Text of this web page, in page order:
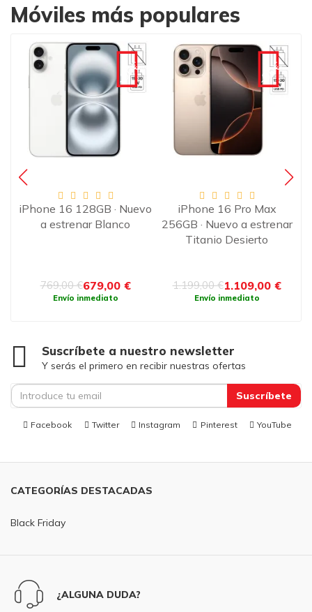
Móviles más populares
-90€
iPhone 16 128GB · Nuevo
a estrenar Blanco
769,00 €679,00 €
Envío inmediato
-90€
iPhone 16 Pro Max
256GB · Nuevo a estrenar
Titanio Desierto
1.199,00 €1.109,00 €
Envío inmediato
Suscríbete a nuestro newsletter
Y serás el primero en recibir nuestras ofertas
Suscríbete
Facebook Twitter Instagram Pinterest YouTube
CATEGORÍAS DESTACADAS
Black Friday
¿ALGUNA DUDA?